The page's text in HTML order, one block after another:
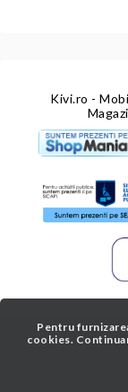
Kivi.ro -
Pentru
cookies.